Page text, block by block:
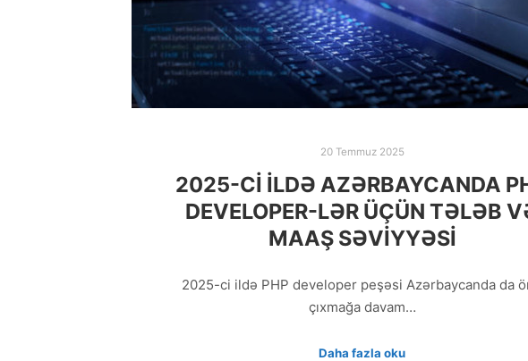
20 Temmuz 2025
2025-CI ILDƏ AZƏRBAYCANDA
DEVELOPER-LƏR ÜÇÜN TƏLƏB
MAAŞ SƏVIYYƏSI
2025-ci ildə PHP developer peşəsi Azərbaycanda da
çıxmağa davam…
Daha fazla oku